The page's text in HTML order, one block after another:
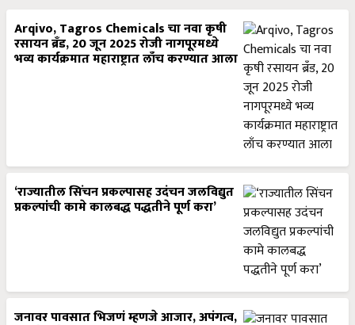
Arqivo, Tagros Chemicals चा नवा कृषी
रसायन ब्रँड, 20 जून 2025 रोजी नागपूरमध्ये
भव्य कार्यक्रमात महाराष्ट्रात लाँच करण्यात आला
‘राज्यातील सिंचन प्रकल्पासह उदंचन जलविद्युत
प्रकल्पांची कामे कालबद्ध पद्धतीने पूर्ण करा’
जनावर पावसात भिजणं म्हणजे आजार, अपंगत्व,